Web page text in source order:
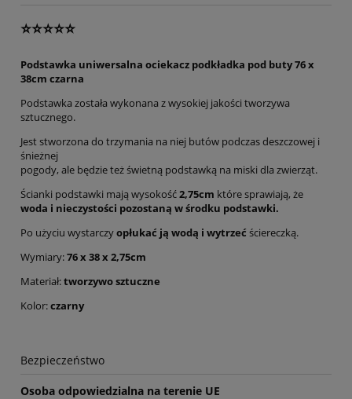
⭐⭐⭐⭐⭐
Podstawka uniwersalna ociekacz podkładka pod buty 76 x
38cm czarna
Podstawka została wykonana z wysokiej jakości tworzywa
sztucznego.
Jest stworzona do trzymania na niej butów podczas deszczowej i
śnieżnej
pogody, ale będzie też świetną podstawką na miski dla zwierząt.
Ścianki podstawki mają wysokość2,75cm które sprawiają, że
woda i nieczystości pozostaną w środku podstawki.
Po użyciu wystarczyopłukać ją wodą i wytrzeć ściereczką.
Wymiary:76 x 38 x 2,75cm
Materiał:tworzywo sztuczne
Kolor:czarny
Bezpieczeństwo
Osoba odpowiedzialna na terenie UE